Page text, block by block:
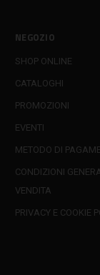
NEGOZIO
SHOP ONLINE
CATALOGHI
PROMOZIONI
EVENTI
METODO DI
CONDIZIONI
VENDITA
PRIVACY E COOKIE